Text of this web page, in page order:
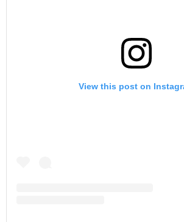
View this post on